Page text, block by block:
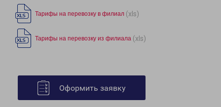
Тарифы на перевозку в филиал (xls)
Тарифы на перевозку из филиала (xls)
Оформить заявку